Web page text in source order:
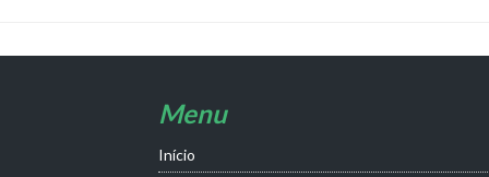
Menu
Início